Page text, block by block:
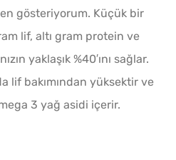
gösteriyorum. Küçük bir
lif, altı gram protein ve
yaklaşık %40′ını sağlar.
lif bakımından yüksektir ve
3 yağ asidi içerir.